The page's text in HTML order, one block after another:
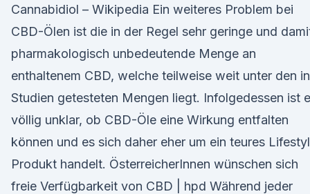
Cannabidiol – Wikipedia Ein weiteres Problem bei
CBD-Ölen ist die in der Regel sehr geringe und
pharmakologisch unbedeutende Menge an
enthaltenem CBD, welche teilweise weit unter den in
Studien getesteten Mengen liegt. Infolgedessen ist
völlig unklar, ob CBD-Öle eine Wirkung entfalten
können und es sich daher eher um ein teures
Produkt handelt. ÖsterreicherInnen wünschen sich
freie Verfügbarkeit von CBD | hpd Während jeder